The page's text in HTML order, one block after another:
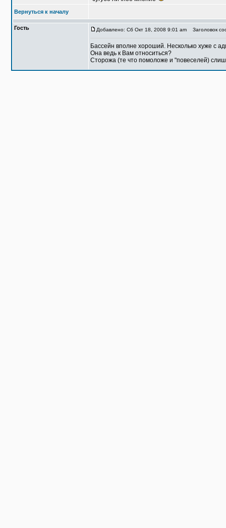
Вернуться к началу
Гость Добавлено: Сб Окт 18, 2008 9:01 am Заголовок
Бассейн вполне хороший. Несколько хуже с
Она ведь к Вам относиться?
Сторожа (те что помоложе и "повеселей)